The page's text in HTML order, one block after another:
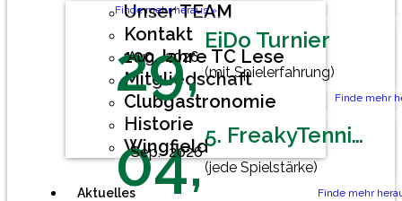
Unser TEAM
Kontakt
100 Jahre TC Lese
Mitgliedschaft
Clubgastronomie
Historie
Wingfield
Aktuelles
Finde mehr heraus »
Aug.
29,
2026
EiDo Turnier
(mit Spielerfahrung)
Finde mehr
Sep.
04,
2026
5. FreakyTennisFriday
(jede Spielstärke)
Finde mehr